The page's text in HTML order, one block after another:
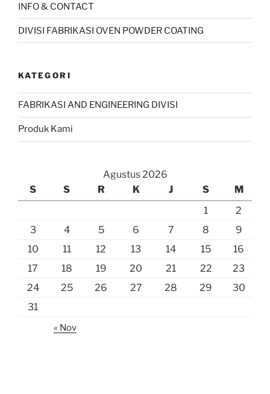
INFO & CONTACT
DIVISI FABRIKASI OVEN POWDER COATING
KATEGORI
FABRIKASI AND ENGINEERING DIVISI
Produk Kami
Agustus 2026
S
S R K J S
M
1
2
3
4 5 6 7 8
9
10
11 12 13 14 15
16
17
18 19 20 21 22
23
24
25 26 27 28 29
30
31
« Nov